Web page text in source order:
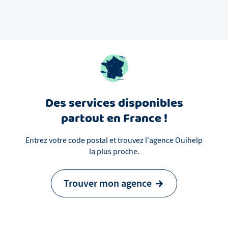
Des services disponibles
partout en France !
Entrez votre code postal et trouvez l'agence Ouihelp
la plus proche.
Trouver mon agence